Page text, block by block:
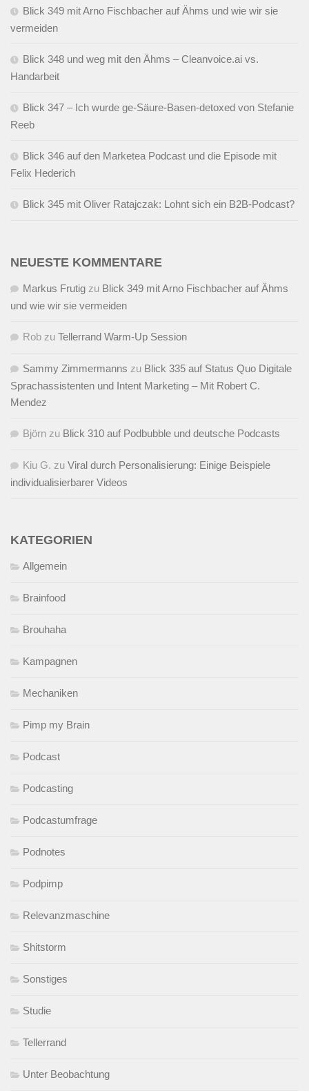
Blick 349 mit Arno Fischbacher auf Ähms und wie wir sie
vermeiden
Blick 348 und weg mit den Ähms – Cleanvoice.ai vs.
Handarbeit
Blick 347 – Ich wurde ge-Säure-Basen-detoxed von Stefanie
Reeb
Blick 346 auf den Marketea Podcast und die Episode mit
Felix Hederich
Blick 345 mit Oliver Ratajczak: Lohnt sich ein B2B-Podcast?
NEUESTE KOMMENTARE
Markus Frutig zu Blick 349 mit Arno Fischbacher auf Ähms
und wie wir sie vermeiden
Rob zu Tellerrand Warm-Up Session
Sammy Zimmermanns zu Blick 335 auf Status Quo Digitale
Sprachassistenten und Intent Marketing – Mit Robert C.
Mendez
Björn zu Blick 310 auf Podbubble und deutsche Podcasts
Kiu G. zu Viral durch Personalisierung: Einige Beispiele
individualisierbarer Videos
KATEGORIEN
Allgemein
Brainfood
Brouhaha
Kampagnen
Mechaniken
Pimp my Brain
Podcast
Podcasting
Podcastumfrage
Podnotes
Podpimp
Relevanzmaschine
Shitstorm
Sonstiges
Studie
Tellerrand
Unter Beobachtung